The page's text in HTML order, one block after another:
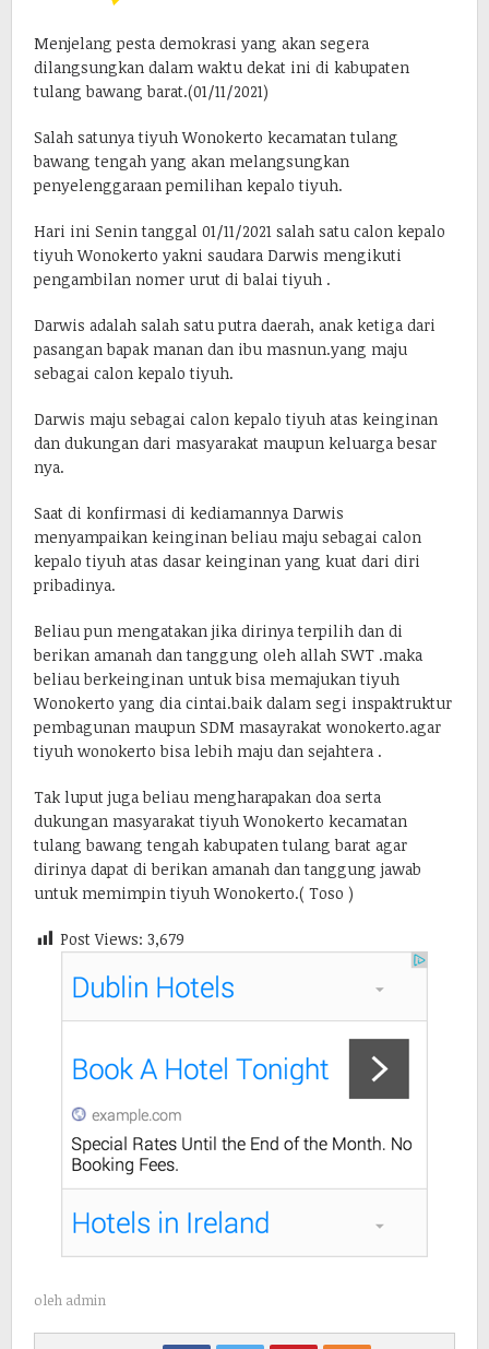
Menjelang pesta demokrasi yang akan segera
dilangsungkan dalam waktu dekat ini di kabupaten
tulang bawang barat.(01/11/2021)
Salah satunya tiyuh Wonokerto kecamatan tulang
bawang tengah yang akan melangsungkan
penyelenggaraan pemilihan kepalo tiyuh.
Hari ini Senin tanggal 01/11/2021 salah satu calon kepalo
tiyuh Wonokerto yakni saudara Darwis mengikuti
pengambilan nomer urut di balai tiyuh .
Darwis adalah salah satu putra daerah, anak ketiga dari
pasangan bapak manan dan ibu masnun.yang maju
sebagai calon kepalo tiyuh.
Darwis maju sebagai calon kepalo tiyuh atas keinginan
dan dukungan dari masyarakat maupun keluarga besar
nya.
Saat di konfirmasi di kediamannya Darwis
menyampaikan keinginan beliau maju sebagai calon
kepalo tiyuh atas dasar keinginan yang kuat dari diri
pribadinya.
Beliau pun mengatakan jika dirinya terpilih dan di
berikan amanah dan tanggung oleh allah SWT .maka
beliau berkeinginan untuk bisa memajukan tiyuh
Wonokerto yang dia cintai.baik dalam segi inspaktruktur
pembagunan maupun SDM masayrakat wonokerto.agar
tiyuh wonokerto bisa lebih maju dan sejahtera .
Tak luput juga beliau mengharapakan doa serta
dukungan masyarakat tiyuh Wonokerto kecamatan
tulang bawang tengah kabupaten tulang barat agar
dirinya dapat di berikan amanah dan tanggung jawab
untuk memimpin tiyuh Wonokerto.( Toso )
Post Views: 3,679
oleh admin